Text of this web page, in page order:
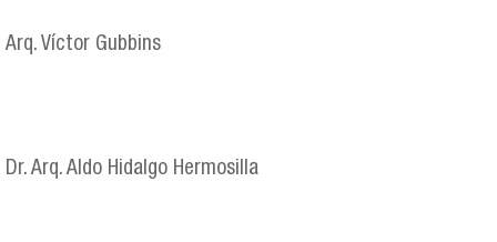
Arq. Víctor Gubbins
Dr. Arq. Aldo Hidalgo Hermosilla